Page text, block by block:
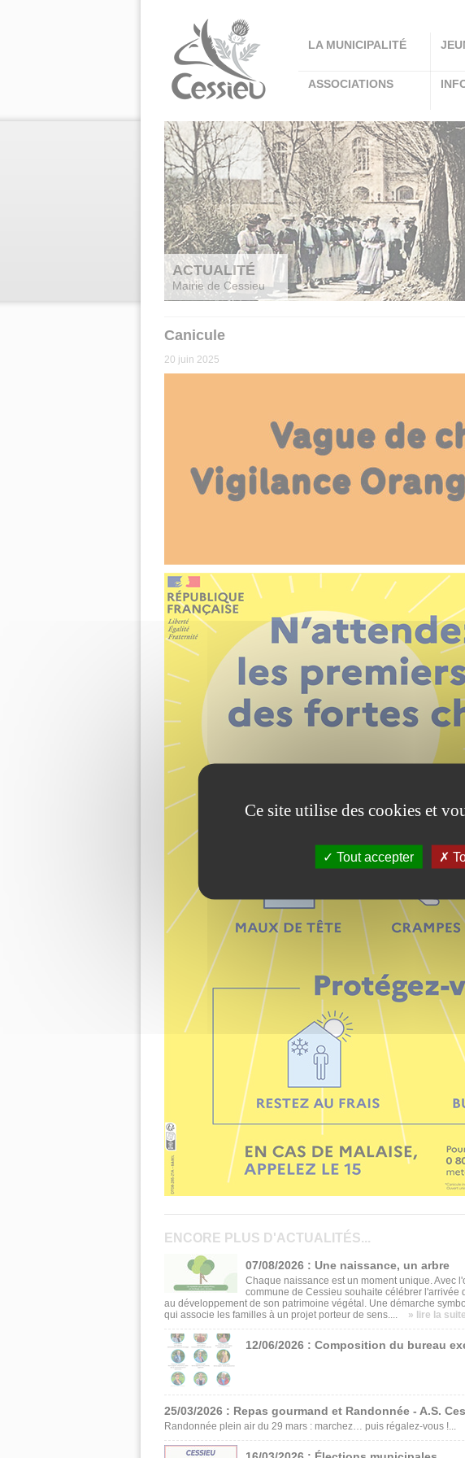
LA MUNICIPALITÉ
ASSOCIATIONS
ACTUALITÉ
Mairie de Cessieu
Canicule
20 juin 2025
ENCORE PLUS D'ACTUALITÉS...
07/08/2026 : Une naissance, un arbre
Chaque naissance est un moment unique. Avec
commune de Cessieu souhaite célébrer
au développement de son patrimoine végétal. Une démarche
qui associe les familles à un projet porteur de sens....
» lire la suite
12/06/2026 : Composition du bureau
25/03/2026 : Repas gourmand et Randonnée - A.S.
Randonnée plein air du 29 mars : marchez… puis régalez-vous !...
Ce site utilise des cookies et
Tout accepter